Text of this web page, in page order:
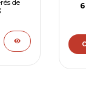
de
6